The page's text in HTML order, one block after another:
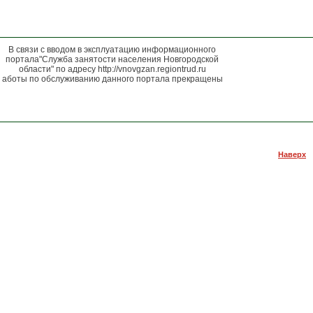
В связи с вводом в эксплуатацию информационного
портала"Служба занятости населения Новгородской
области" по адресу http://vnovgzan.regiontrud.ru
аботы по обслуживанию данного портала прекращены
Внимание! каждый последний рабочий день месяца
Наверх